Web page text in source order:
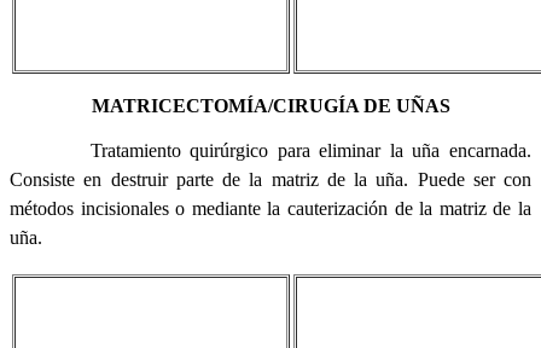
MATRICECTOMÍA/CIRUGÍA DE UÑAS
Tratamiento quirúrgico para eliminar la uña encarnada.
Consiste en destruir parte de la matriz de la uña. Puede ser con
métodos incisionales o mediante la cauterización de la matriz de la
uña.